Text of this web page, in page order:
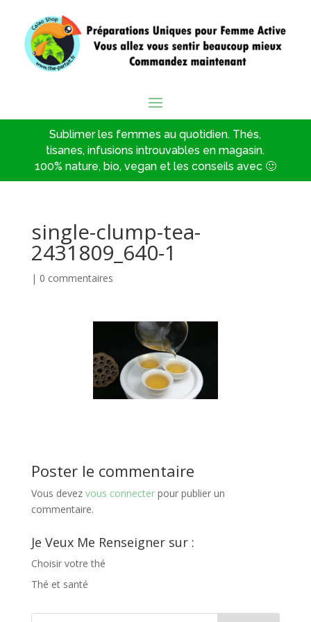
Sublimer les femmes au quotidien. Thés,
tisanes, infusions introuvables en magasin.
100% nature, bio, vegan et les conseils avec 🙂
single-clump-tea-
2431809_640-1
| 0 commentaires
Poster le commentaire
Vous devez vous connecterpour publier un
commentaire.
Je Veux Me Renseigner sur :
Choisir votre thé
Thé et santé